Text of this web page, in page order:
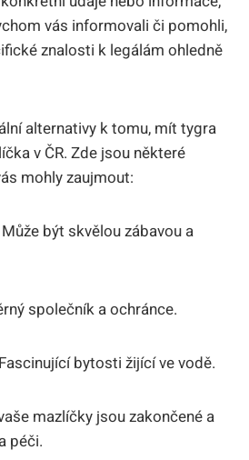
vás informovali či pomohli,
znalosti k legálám ohledně
alternativy k tomu, mít tygra
v ČR. Zde jsou některé
mohly zaujmout:
Může být skvělou zábavou a
společník a ochránce.
Fascinující bytosti žijící ve vodě.
mazlíčky jsou zakončené a
péči.